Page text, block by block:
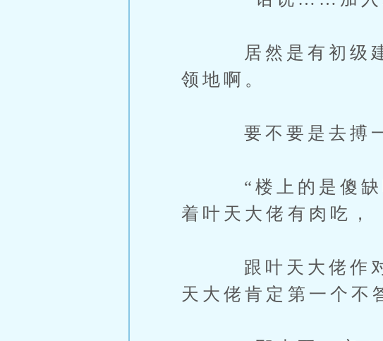
居然是有初级建
领地啊。
要不要是去搏一
“楼上的是傻缺吧
着叶天大佬有肉吃，
跟叶天大佬作对
天大佬肯定第一个不